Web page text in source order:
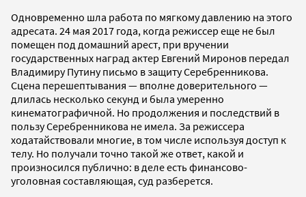
Одновременно шла работа по мягкому давлению на этого
адресата. 24 мая 2017 года, когда режиссер еще не был
помещен под домашний арест, при вручении
государственных наград актер Евгений Миронов передал
Владимиру Путину письмо в защиту Серебренникова.
Сцена перешептывания — вполне доверительного —
длилась несколько секунд и была умеренно
кинематографичной. Но продолжения и последствий в
пользу Серебренникова не имела. За режиссера
ходатайствовали многие, в том числе используя доступ к
телу. Но получали точно такой же ответ, какой и
произносился публично: в деле есть финансово-
уголовная составляющая, суд разберется.